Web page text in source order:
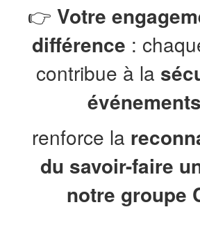
👉 Votre
différence :
contribue à la
événements
renforce la
du savoir-faire
notre groupe